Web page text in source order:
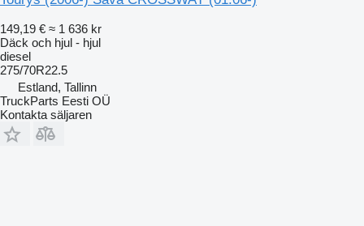
149,19 € ≈ 1 636 kr
Däck och hjul - hjul
diesel
275/70R22.5
Estland, Tallinn
TruckParts Eesti OÜ
Kontakta säljaren